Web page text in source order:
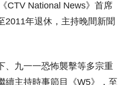
CTV National News》首席
2011年退休，主持晚間新聞
、九一一恐怖襲擊等多宗重
續主持時事節目《W5》，至